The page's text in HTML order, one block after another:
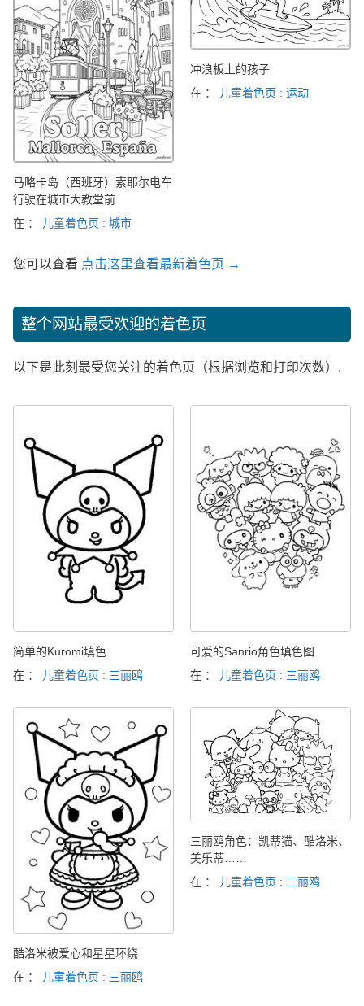
马略卡岛（西班牙）索耶尔电车
行驶在城市大教堂前
在 ：
儿童着色页 : 城市
冲浪板上的孩子
在 ：
儿童着色页 : 运动
您可以查看 点击这里查看最新着色页 →
整个网站最受欢迎的着色页
以下是此刻最受您关注的着色页（根据浏览和打印次数）.
简单的Kuromi填色
在 ：
儿童着色页 : 三丽鸥
可爱的Sanrio角色填色图
在 ：
儿童着色页 : 三丽鸥
酷洛米被爱心和星星环绕
在 ：
儿童着色页 : 三丽鸥
三丽鸥角色：凯蒂猫、酷洛米、
美乐蒂……
在 ：
儿童着色页 : 三丽鸥